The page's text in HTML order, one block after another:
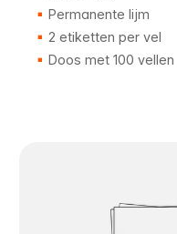
Permanente lijm
2 etiketten per vel
Doos met 100 vellen